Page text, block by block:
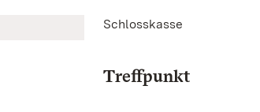
Schlosskasse
Treffpunkt